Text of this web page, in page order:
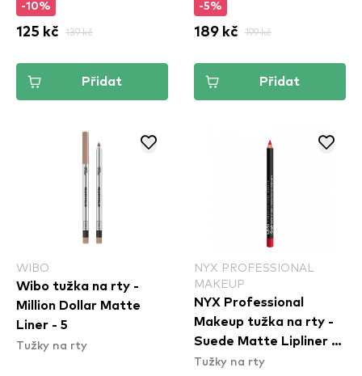
-10%
125 kč 139 kč
Přidat
Rebel Red (LLLP11)
-5%
189 kč 199 kč
Přidat
WIBO
Wibo tužka na rty -
Million Dollar Matte
Liner - 5
Tužky na rty
NYX PROFESSIONAL
MAKEUP
NYX Professional
Makeup tužka na rty -
Suede Matte Lipliner -
Spicy (SMLL57)
Tužky na rty